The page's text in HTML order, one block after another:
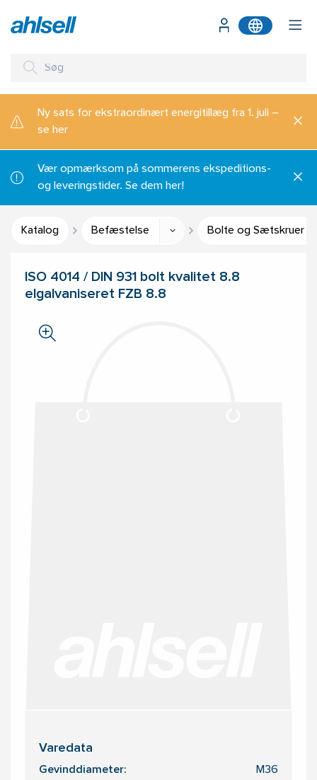
Ny sats for ekstraordinært energitillæg fra 1. juli –
se her
Vær opmærksom på sommerens ekspeditions-
og leveringstider. Se dem her!
Katalog Befæstelse Bolte og Sætskruer
ISO 4014 / DIN 931 bolt kvalitet 8.8
elgalvaniseret FZB 8.8
Varedata
Gevinddiameter: M36